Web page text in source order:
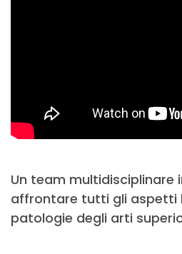
Un team multidisciplinare
affrontare tutti gli aspetti
patologie degli arti